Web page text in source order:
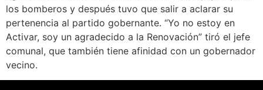
los bomberos y después tuvo que salir a aclarar su
pertenencia al partido gobernante. “Yo no estoy en
Activar, soy un agradecido a la Renovación” tiró el jefe
comunal, que también tiene afinidad con un gobernador
vecino.